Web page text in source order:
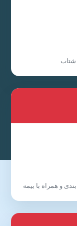
شتاب
و همراه با بیمه